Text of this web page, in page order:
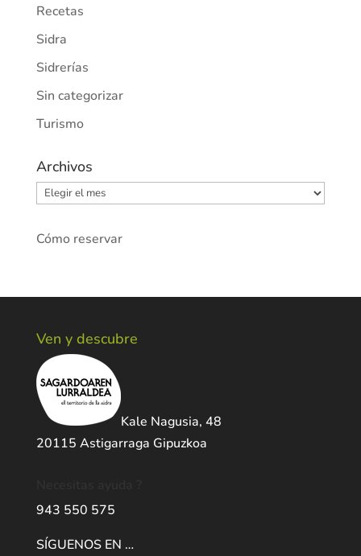
Recetas
Sidra
Sidrerías
Sin categorizar
Turismo
Archivos
Archivos
Cómo reservar
Ven y descubre
Kale Nagusia, 48
20115 Astigarraga Gipuzkoa
943 550 575
SÍGUENOS EN …